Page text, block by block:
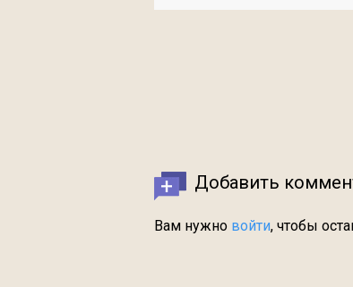
Добавить
Вам нужно войти, чтобы